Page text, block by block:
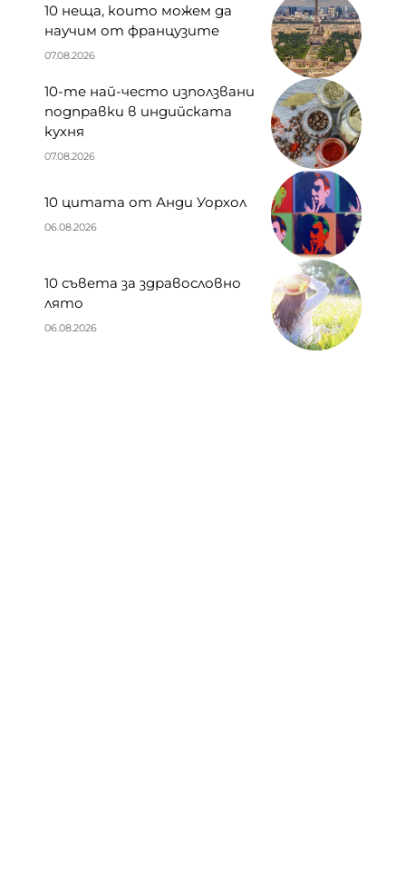
10 неща, които можем да
научим от французите
07.08.2026
10-те най-често използвани
подправки в индийската
кухня
07.08.2026
10 цитата от Анди Уорхол
06.08.2026
10 съвета за здравословно
лято
06.08.2026